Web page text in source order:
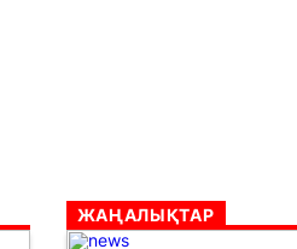
ЖАҢАЛЫҚТАР